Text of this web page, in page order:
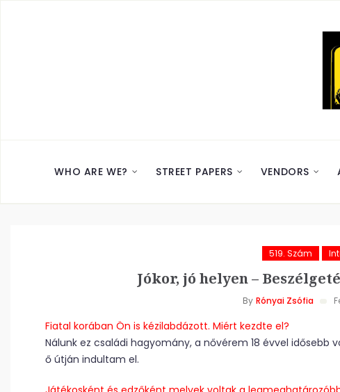
WHO ARE WE? STREET PAPERS VENDORS
519. Szám
Jókor, jó helyen –
By Rónyai Zsófia
Fiatal korában Ön is kézilabdázott. Miért kezdte el?
Nálunk ez családi hagyomány, a nővérem 18 évvel idősebb
ő útján indultam el.